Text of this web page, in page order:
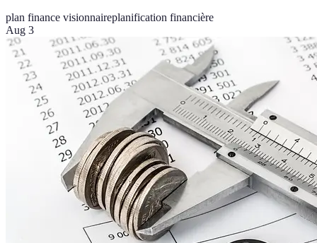
plan finance visionnaireplanification financière
Aug 3